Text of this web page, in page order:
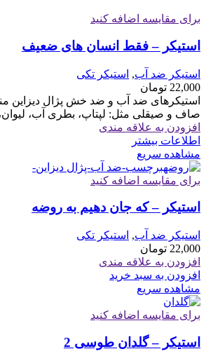
برای مقایسه اضافه کنید
استیکر – فقط انسان های ضعیف
استیکر ضد آب, استیکر تکی
22,000 تومان
استیکرهای ضد آب و ضد خش پژال دیزاین
صاف و صیقلی مثل: لپتاپ، بطری آب،
افزودن به علاقه مندی
اطلاعات بیشتر
مشاهده سریع
برای مقایسه اضافه کنید
استیکر – که جان دهیم به روضه
استیکر ضد آب, استیکر تکی
22,000 تومان
افزودن به علاقه مندی
افزودن به سبد خرید
مشاهده سریع
برای مقایسه اضافه کنید
استیکر – گلدان طوسی 2